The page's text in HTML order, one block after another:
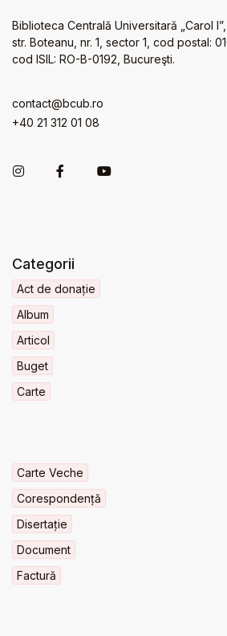
Biblioteca Centrală Universitară „Carol I”,
str. Boteanu, nr. 1, sector 1, cod postal:
cod ISIL: RO-B-0192, Bucureşti.
contact@bcub.ro
+40 21 312 01 08
Categorii
Act de donație
Album
Articol
Buget
Carte
Carte Veche
Corespondență
Disertație
Document
Factură